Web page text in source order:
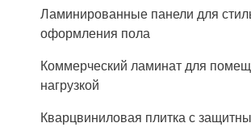
Ламинированные панели для
оформления пола
Коммерческий ламинат для
нагрузкой
Кварцвиниловая плитка с